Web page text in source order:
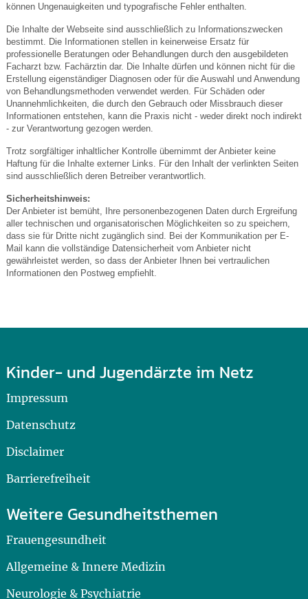
können Ungenauigkeiten und typografische Fehler enthalten.
Die Inhalte der Webseite sind ausschließlich zu Informationszwecken
bestimmt. Die Informationen stellen in keinerweise Ersatz für
professionelle Beratungen oder Behandlungen durch den ausgebildeten
Facharzt bzw. Fachärztin dar. Die Inhalte dürfen und können nicht für die
Erstellung eigenständiger Diagnosen oder für die Auswahl und Anwendung
von Behandlungsmethoden verwendet werden. Für Schäden oder
Unannehmlichkeiten, die durch den Gebrauch oder Missbrauch dieser
Informationen entstehen, kann die Praxis nicht - weder direkt noch indirekt
- zur Verantwortung gezogen werden.
Trotz sorgfältiger inhaltlicher Kontrolle übernimmt der Anbieter keine
Haftung für die Inhalte externer Links. Für den Inhalt der verlinkten Seiten
sind ausschließlich deren Betreiber verantwortlich.
Sicherheitshinweis:
Der Anbieter ist bemüht, Ihre personenbezogenen Daten durch Ergreifung
aller technischen und organisatorischen Möglichkeiten so zu speichern,
dass sie für Dritte nicht zugänglich sind. Bei der Kommunikation per E-
Mail kann die vollständige Datensicherheit vom Anbieter nicht
gewährleistet werden, so dass der Anbieter Ihnen bei vertraulichen
Informationen den Postweg empfiehlt.
Kinder- und Jugendärzte im Netz
Impressum
Datenschutz
Disclaimer
Barrierefreiheit
Weitere Gesundheitsthemen
Frauengesundheit
Allgemeine & Innere Medizin
Neurologie & Psychiatrie